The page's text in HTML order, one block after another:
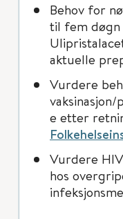
Behov for
til fem
aktuelle
Vurdere
e etter
Vurdere
hos